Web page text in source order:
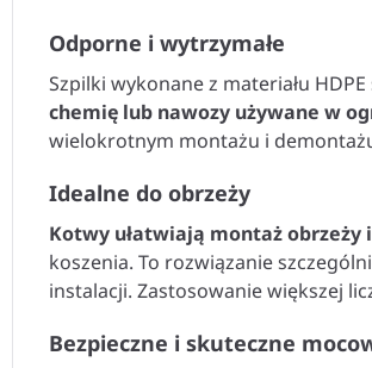
Odporne i wytrzymałe
Szpilki wykonane z materiału HDPE
chemię lub nawozy używane w
wielokrotnym montażu i
Idealne do obrzeży
Kotwy ułatwiają montaż
koszenia. To rozwiązanie
instalacji. Zastosowanie większej
Bezpieczne i skuteczne